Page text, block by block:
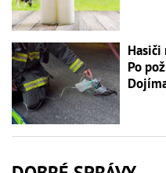
Hasiči
Po